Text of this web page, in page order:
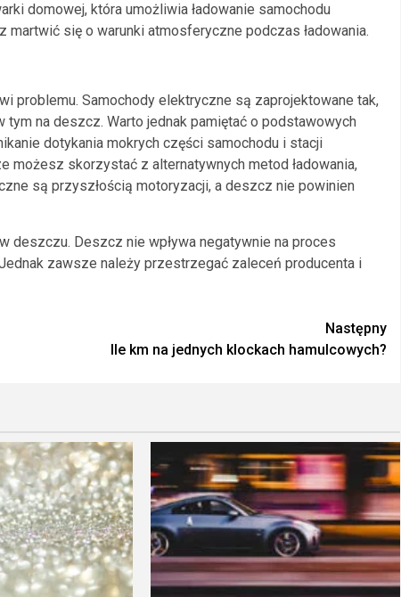
domowej, która umożliwia ładowanie samochodu
się o warunki atmosferyczne podczas ładowania.
problemu. Samochody elektryczne są zaprojektowane tak,
na deszcz. Warto jednak pamiętać o podstawowych
dotykania mokrych części samochodu i stacji
możesz skorzystać z alternatywnych metod ładowania,
są przyszłością motoryzacji, a deszcz nie powinien
deszczu. Deszcz nie wpływa negatywnie na proces
zawsze należy przestrzegać zaleceń producenta i
Następny
Ile km na jednych klockach hamulcowych?